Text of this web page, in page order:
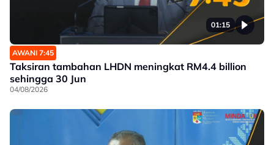
01:15
AWANI 7:45
Taksiran tambahan LHDN meningkat RM4.4 billion
sehingga 30 Jun
04/08/2026